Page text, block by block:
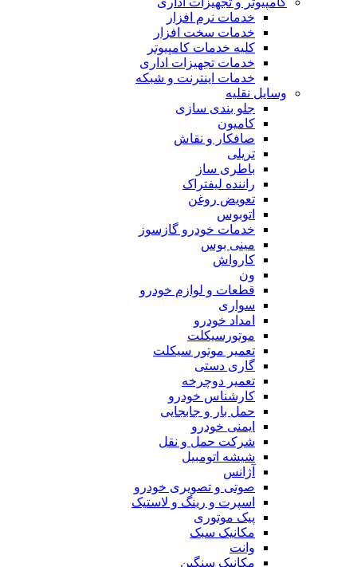
خدمات نرم افزار
خدمات سخت افزار
کلیه خدمات کامپیوتر
خدمات تجهیزات اداری
خدمات اینترنت و شبکه
وسایل نقلیه
جلو بندی سازی
کامیون
صافکار و نقاش
تریلی
باطری ساز
راننده لیفتراک
تعویض روغن
اتوبوس
خدمات خودرو گازسوز
مینی بوس
کارواش
ون
قطعات و لوازم خودرو
سواری
امداد خودرو
موتورسیکلت
تعمیر موتور سیکلت
گاری دستی
تعمیر دوچرخه
کارشناس خودرو
حمل بار و جابجایی
ایمنی خودرو
شرکت حمل و نقل
شیشه اتومبیل
آژانس
صوتی و تصویری خودرو
اسپرت و رینگ و لاستیک
پیک موتوری
مکانیک سبک
وانت
مکانیک سنگین